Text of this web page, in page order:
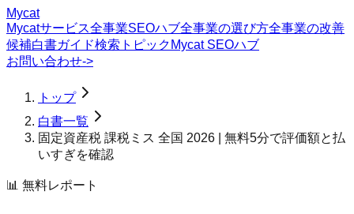
Mycat
Mycatサービス全事業SEOハブ全事業の選び方全事業の改善
候補白書ガイド検索トピック Mycat SEOハブ
お問い合わせ->
トップ
白書一覧
固定資産税 課税ミス 全国 2026 | 無料5分で評価額と払
いすぎを確認
📊 無料レポート